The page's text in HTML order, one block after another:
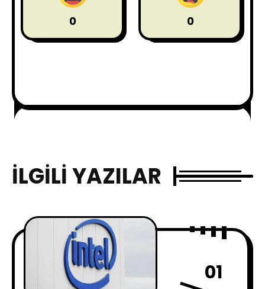
0 0
İLGILI YAZILAR
01